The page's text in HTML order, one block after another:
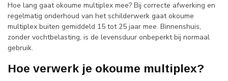
Hoe lang gaat okoume multiplex mee? Bij correcte afwerking en
regelmatig onderhoud van het schilderwerk gaat okoume
multiplex buiten gemiddeld 15 tot 25 jaar mee. Binnenshuis,
zonder vochtbelasting, is de levensduur onbeperkt bij normaal
gebruik.
Hoe verwerk je okoume multiplex?